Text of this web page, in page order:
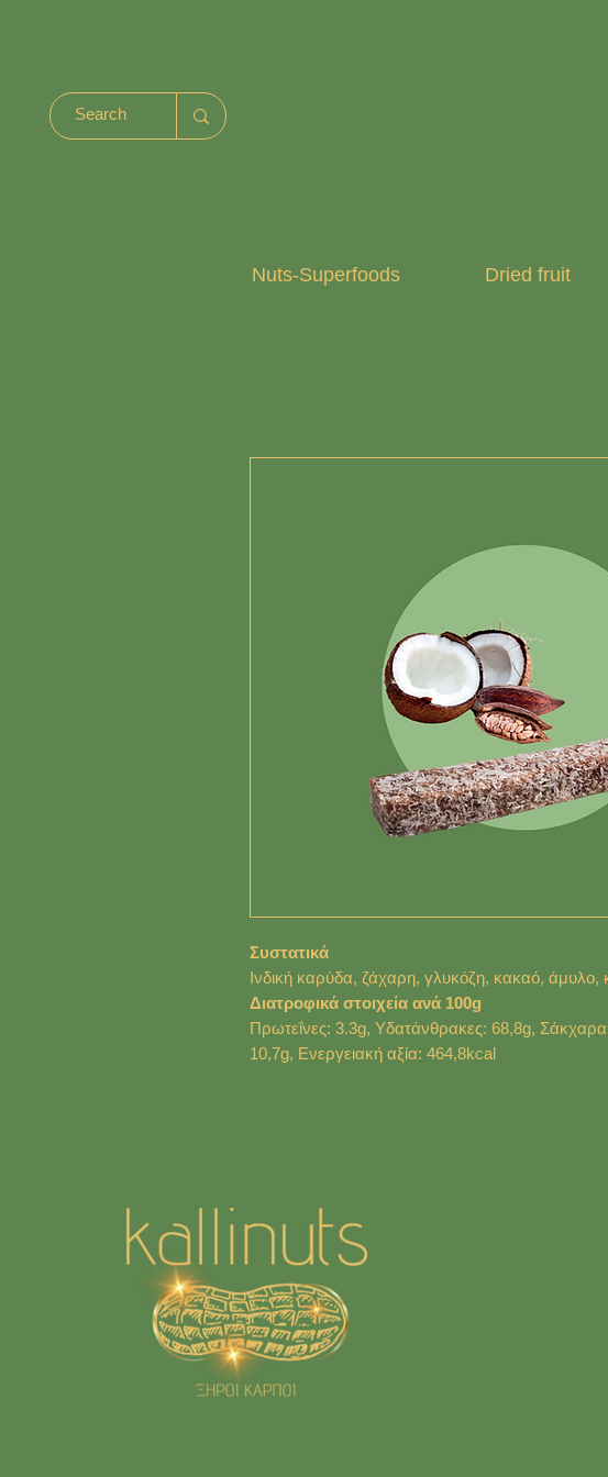
Nuts-Superfoods Dried fruit
Συστατικά
Ινδική καρύδα, ζάχαρη, γλυκόζη, κακαό, άμυλο,
Διατροφικά στοιχεία ανά 100g
Πρωτεΐνες: 3.3g, Υδατάνθρακες: 68,8g, Σάκχαρα:
10,7g, Ενεργειακή αξία: 464,8kcal